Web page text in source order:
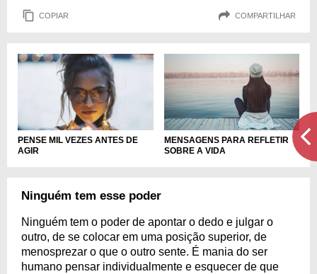
COPIAR COMPARTILHAR
PENSE MIL VEZES ANTES DE
AGIR
MENSAGENS PARA REFLETIR
SOBRE A VIDA
Ninguém tem esse poder
Ninguém tem o poder de apontar o dedo e julgar o
outro, de se colocar em uma posição superior, de
menosprezar o que o outro sente. É mania do ser
humano pensar individualmente e esquecer de que